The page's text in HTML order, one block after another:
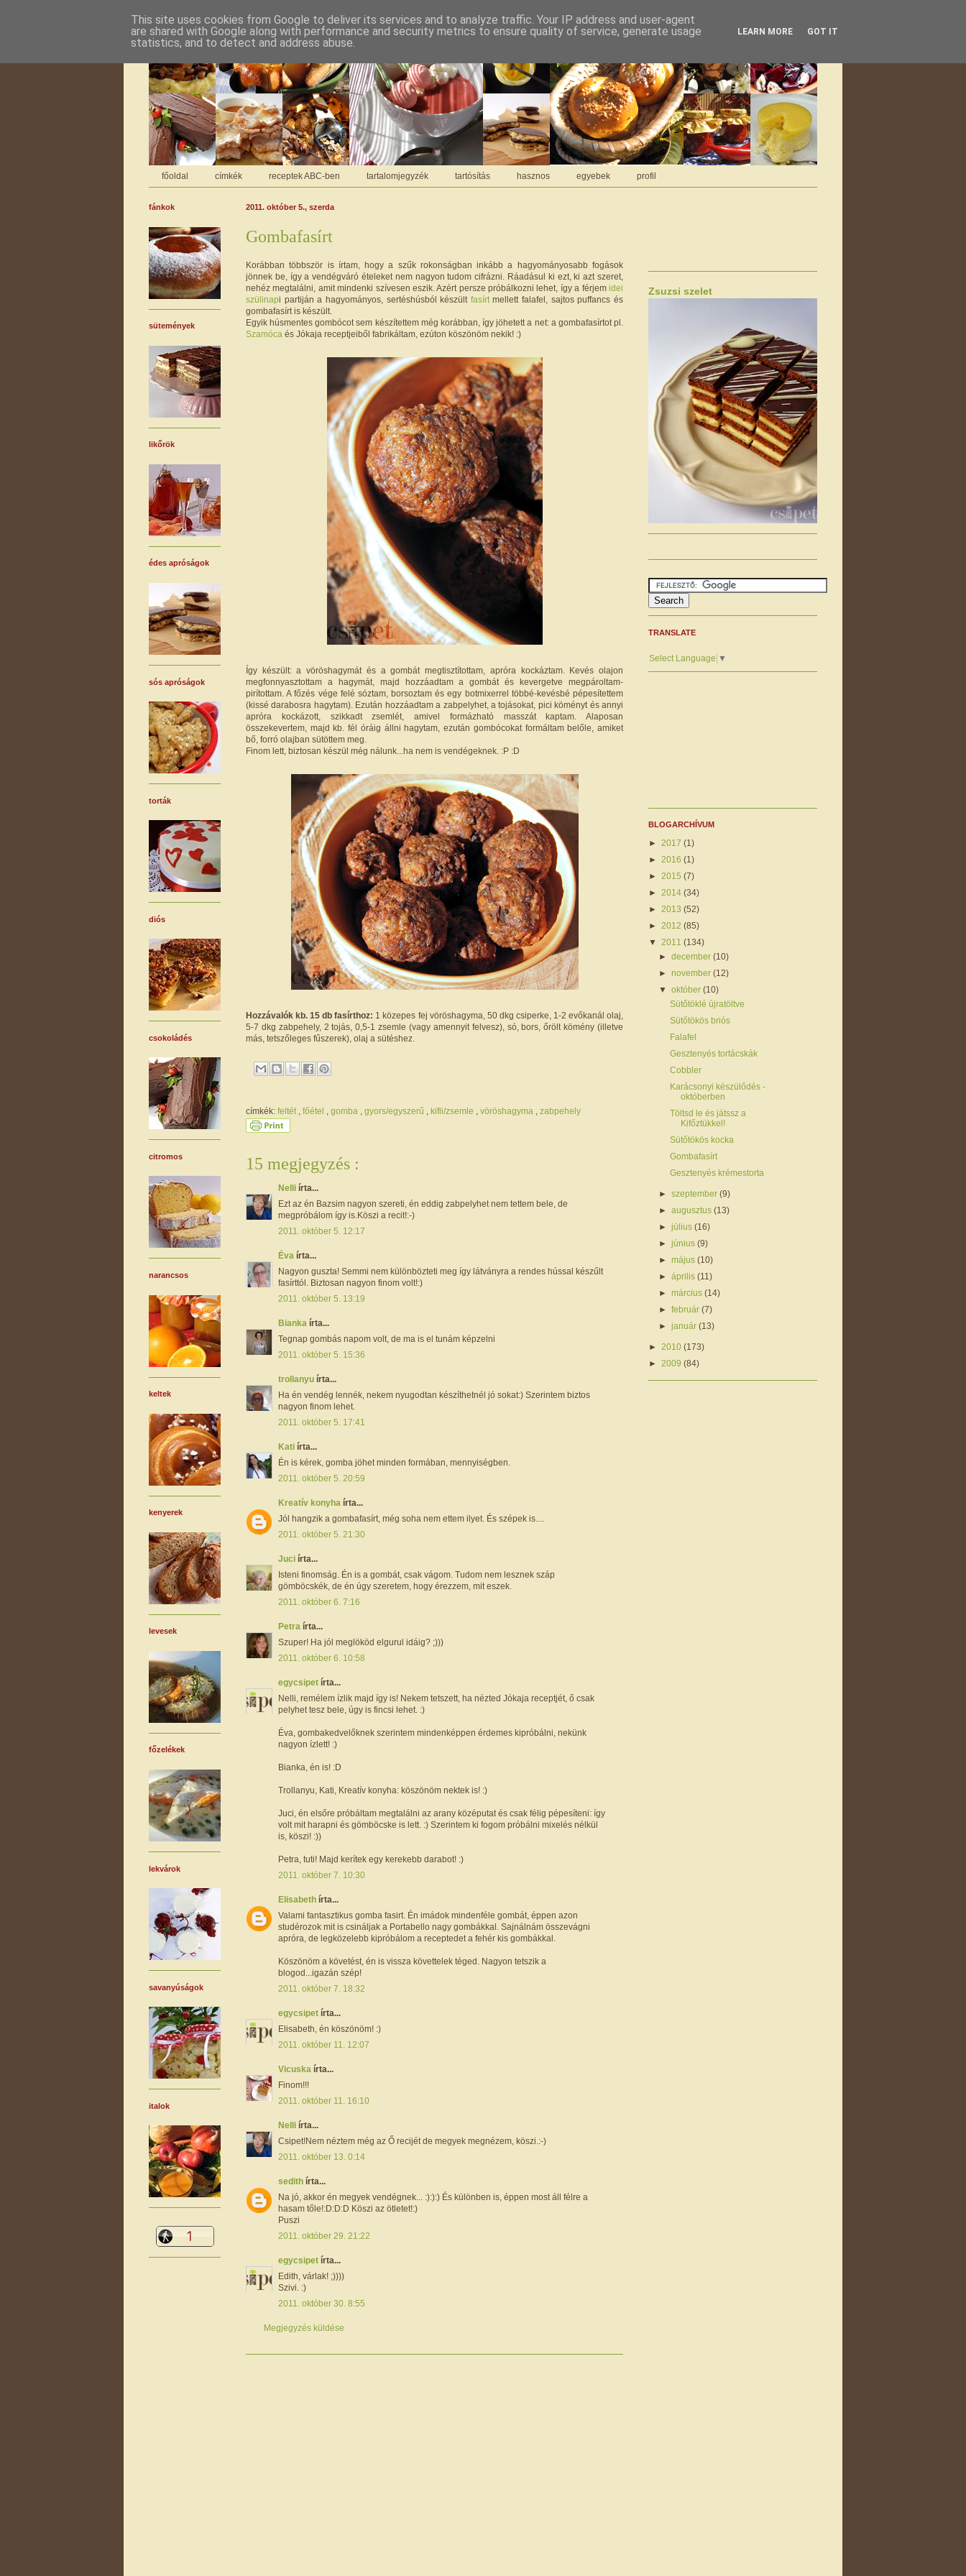
főoldal címkék receptek ABC-ben tartalomjegyzék tartósítás hasznos egyebek profil
2011. október 5., szerda
Gombafasírt
Korábban többször is írtam, hogy a szűk rokonságban inkább a hagyományosabb fogások
jönnek be, így a vendégváró ételeket nem nagyon tudom cifrázni. Ráadásul ki ezt, ki azt szeret,
nehéz megtalálni, amit mindenki szívesen eszik. Azért persze próbálkozni lehet, így a férjem idei
szülinapi partiján a hagyományos, sertéshúsból készült fasírtmellett falafel, sajtos puffancs és
gombafasírt is készült.
Egyik húsmentes gombócot sem készítettem még korábban, így jöhetett a net: a gombafasírtot pl.
Szamóca és Jókaja receptjeiből fabrikáltam, ezúton köszönöm nekik! :)
Így készült: a vöröshagymát és a gombát megtisztítottam, apróra kockáztam. Kevés olajon
megfonnyasztottam a hagymát, majd hozzáadtam a gombát és kevergetve megpároltam-
pirítottam. A főzés vége felé sóztam, borsoztam és egy botmixerrel többé-kevésbé pépesítettem
(kissé darabosra hagytam). Ezután hozzáadtam a zabpelyhet, a tojásokat, pici köményt és annyi
apróra kockázott, szikkadt zsemlét, amivel formázható masszát kaptam. Alaposan
összekevertem, majd kb. fél óráig állni hagytam, ezután gombócokat formáltam belőle, amiket
bő, forró olajban sütöttem meg.
Finom lett, biztosan készül még nálunk...ha nem is vendégeknek. :P :D
Hozzávalók kb. 15 db fasírthoz: 1 közepes fej vöröshagyma, 50 dkg csiperke, 1-2 evőkanál olaj,
5-7 dkg zabpehely, 2 tojás, 0,5-1 zsemle (vagy amennyit felvesz), só, bors, őrölt kömény (illetve
más, tetszőleges fűszerek), olaj a sütéshez.
címkék: feltét főétel gomba gyors/egyszerű kifli/zsemle vöröshagyma zabpehely
15 megjegyzés :
Nelli írta...
Ezt az én Bazsim nagyon szereti, én eddig zabpelyhet nem tettem bele, de
megpróbálom így is.Köszi a recit!:-)
2011. október 5. 12:17
Éva írta...
Nagyon guszta! Semmi nem különbözteti meg így látványra a rendes hússal készűlt
fasírttól. Biztosan nagyon finom volt!:)
2011. október 5. 13:19
Bianka írta...
Tegnap gombás napom volt, de ma is el tunám képzelni
2011. október 5. 15:36
trollanyu írta...
Ha én vendég lennék, nekem nyugodtan készíthetnél jó sokat:) Szerintem biztos
nagyon finom lehet.
2011. október 5. 17:41
Kati írta...
Én is kérek, gomba jöhet minden formában, mennyiségben.
2011. október 5. 20:59
Kreatív konyha írta...
Jól hangzik a gombafasírt, még soha nem ettem ilyet. És szépek is....
2011. október 5. 21:30
Juci írta...
Isteni finomság. Én is a gombát, csak vágom. Tudom nem lesznek száp
gömböcskék, de én úgy szeretem, hogy érezzem, mit eszek.
2011. október 6. 7:16
Petra írta...
Szuper! Ha jól meglököd elgurul idáig? ;)))
2011. október 6. 10:58
egycsipet írta...
Nelli, remélem ízlik majd így is! Nekem tetszett, ha nézted Jókaja receptjét, ő csak
pelyhet tesz bele, úgy is fincsi lehet. :)
Éva, gombakedvelőknek szerintem mindenképpen érdemes kipróbálni, nekünk
nagyon ízlett! :)
Bianka, én is! :D
Trollanyu, Kati, Kreatív konyha: köszönöm nektek is! :)
Juci, én elsőre próbáltam megtalálni az arany középutat és csak félig pépesíteni: így
volt mit harapni és gömböcske is lett. :) Szerintem ki fogom próbálni mixelés nélkül
is, köszi! :))
Petra, tuti! Majd kerítek egy kerekebb darabot! :)
2011. október 7. 10:30
Elisabeth írta...
Valami fantasztikus gomba fasirt. Én imádok mindenféle gombát, éppen azon
studérozok mit is csináljak a Portabello nagy gombákkal. Sajnálnám összevágni
apróra, de legközelebb kipróbálom a receptedet a fehér kis gombákkal.
Köszönöm a követést, én is vissza követtelek téged. Nagyon tetszik a
blogod...igazán szép!
2011. október 7. 18:32
egycsipet írta...
Elisabeth, én köszönöm! :)
2011. október 11. 12:07
Vicuska írta...
Finom!!!
2011. október 11. 16:10
Nelli írta...
Csipet!Nem néztem még az Ő recijét de megyek megnézem, köszi.:-)
2011. október 13. 0:14
sedith írta...
Na jó, akkor én megyek vendégnek... :):):) És különben is, éppen most áll félre a
hasam tőle!:D:D:D Köszi az ötletet!:)
Puszi
2011. október 29. 21:22
egycsipet írta...
Edith, várlak! ;))))
Szivi. :)
2011. október 30. 8:55
Megjegyzés küldése
fánkok
sütemények
likőrök
édes apróságok
sós apróságok
torták
diós
csokoládés
citromos
narancsos
keltek
kenyerek
levesek
főzelékek
lekvárok
savanyúságok
italok
Zsuzsi szelet
TRANSLATE
Select Language ▼
BLOGARCHÍVUM
► 2017 (1)
► 2016 (1)
► 2015 (7)
► 2014 (34)
► 2013 (52)
► 2012 (85)
▼ 2011 (134)
►december(10)
►november(12)
▼október(10)
Sütőtöklé újratöltve
Sütőtökös briós
Falafel
Gesztenyés tortácskák
Cobbler
Karácsonyi készülődés -
októberben
Töltsd le és játssz a
Kifőztükkel!
Sütőtökös kocka
Gombafasírt
Gesztenyés krémestorta
►szeptember(9)
►augusztus(13)
►július(16)
►június(9)
►május(10)
►április(11)
►március(14)
►február(7)
►január(13)
► 2010 (173)
► 2009 (84)
This site uses cookies from Google to deliver its services and to analyze traffic. Your IP address and user-agent
are shared with Google along with performance and security metrics to ensure quality of service, generate usage
statistics, and to detect and address abuse.
LEARN MORE GOT IT